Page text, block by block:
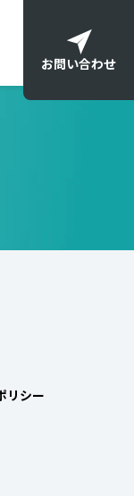
お問い合わせ
リシー